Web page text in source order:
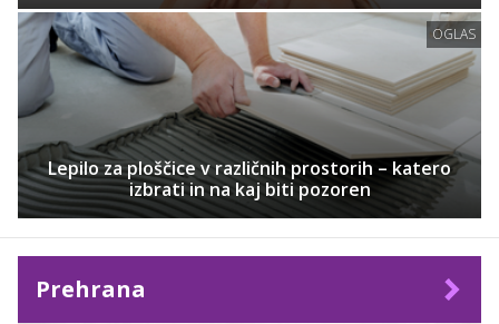
OGLAS
Lepilo za ploščice v različnih prostorih – katero
izbrati in na kaj biti pozoren
Prehrana